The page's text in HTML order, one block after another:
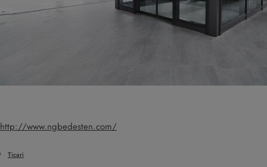
http://www.ngbedesten.com/
Ticari